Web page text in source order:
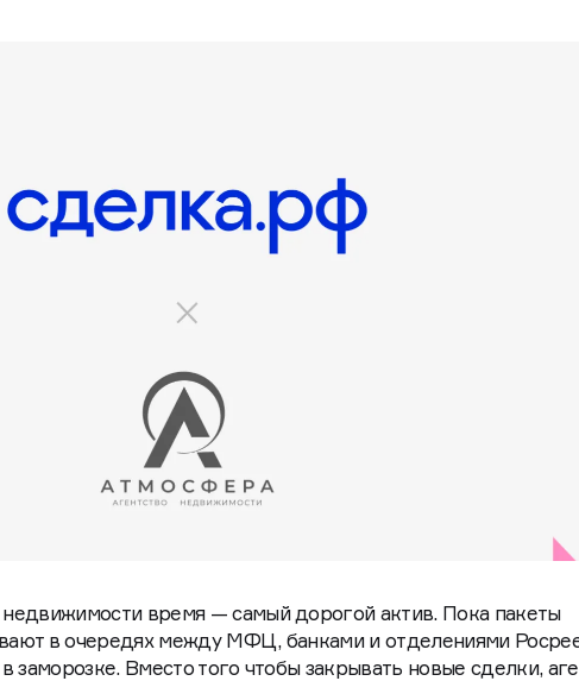
недвижимости время — самый дорогой актив. Пока пакеты
в очередях между МФЦ, банками и отделениями
заморозке. Вместо того чтобы закрывать новые сделки,